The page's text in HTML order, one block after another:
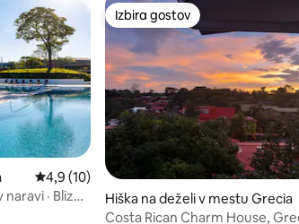
Povprečna ocena: 4,9 od 5, št. mnenj: 10
4,9 (10)
· Blizu
Izbira gostov
Izbira gostov
Hiška na deželi v mestu Grecia
Costa Rican Charm House,